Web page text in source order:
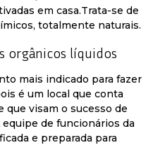
em casa.Trata-se de
totalmente naturais.
orgânicos líquidos
mais indicado para fazer
é um local que conta
que visam o sucesso de
de funcionários da
e preparada para